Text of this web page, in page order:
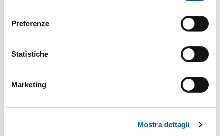
Preferenze
Statistiche
Marketing
Mostra dettagli